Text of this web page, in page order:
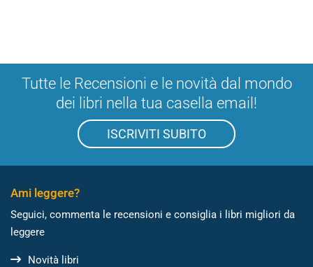
Tutte le Recensioni e le novità dal mondo
dei libri nella tua casella email!
ISCRIVITI SUBITO
Ami leggere?
Seguici, commenta le recensioni e consiglia i libri migliori da
leggere
Novità libri